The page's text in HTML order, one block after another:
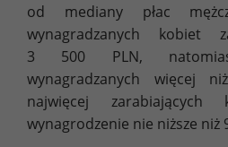
od mediany płac
wynagradzanych kobiet
3 500 PLN,
wynagradzanych więcej
najwięcej zarabiających
wynagrodzenie nie niższe niż